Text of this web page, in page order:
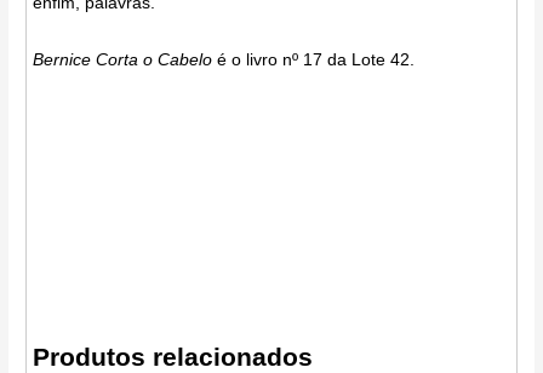
Bernice Corta o Cabeloé o livro nº 17 da Lote 42.
Produtos relacionados